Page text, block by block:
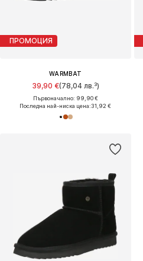
ПРОМОЦИЯ
WARMBAT
39,90 €(78,04 лв.³)
Първоначално: 99,90 €
Последна най-ниска цена:31,92 €